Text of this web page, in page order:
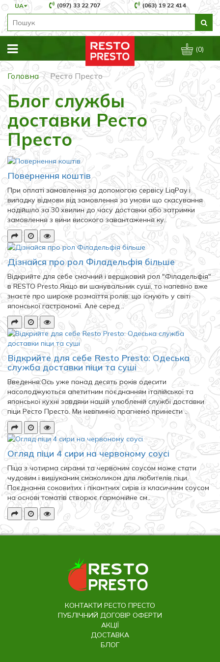
UA (097) 33 22 707 (063) 19 22 414
(0)
Головна Ресто Престо
Блог службы
доставки Ресто
Престо
Повернення коштів
При оплаті замовлення за допомогою сервісу LiqPay і
випадку відмови від замовлення за умови що скасування
надійшло за 30 хвилин до часу доставки або затримки
замовлення з вини високого завантаження ку..
Дізнайся про рол Філадельфія більше
Відкрийте для себе смачний і вершковий рол "Філадельфія"
в RESTO Presto.Якщо ви шанувальник суші, то напевно вже
знаєте про широке розмаїття ролів, що існують у світі
японської гастрономії. Але серед ..
Відкрийте для себе Resto Presto: Одеська
служба доставки піци та суші
Введення:Ось уже понад десять років одесити
насолоджуються апетитним поєднанням італійської та
японської кухні завдяки нашій улюбленій службі доставки
піци Ресто Престо. Ми невпинно прагнемо принести ..
Огляд піци 4 сири на червоному соусі
Піца з чотирма сирами та червоним соусом може стати
чудовим і вишуканим смаколиком для любителів піци.
Поєднання соковитих і пікантних сирів із класичним соусом
на основі томатів створює гармонійне см..
КОНТАКТИ РЕСТО ПРЕСТО
ПУБЛІЧНИЙ ДОГОВІР ОФЕРТИ
АКЦІЇ
ДОСТАВКА
БЛОГ